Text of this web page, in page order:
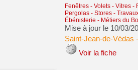
Fenêtres - Volets - Vitres -
Pergolas - Stores-
Ébénisterie - Métiers du
Mise à jour le 10/03/
Saint-Jean-de-Védas
Voir la fiche